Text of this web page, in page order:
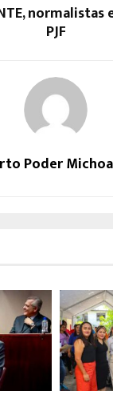
normalistas
PJF
Poder